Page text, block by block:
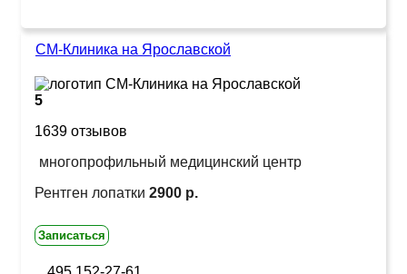
СМ-Клиника на Ярославской
5
1639 отзывов
многопрофильный медицинский центр
Рентген лопатки 2900 р.
Записаться